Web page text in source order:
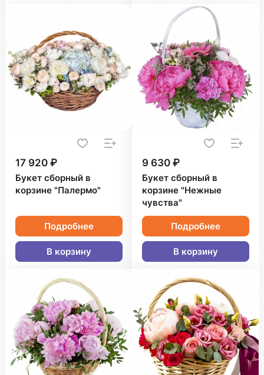
17 920 ₽
Букет сборный в
корзине "Палермо"
Подробнее
В корзину
9 630 ₽
Букет сборный в
корзине "Нежные
чувства"
Подробнее
В корзину